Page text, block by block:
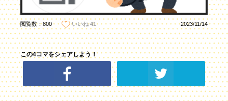
閲覧数：800 いいね 41 2023/11/14
この4コマをシェアしよう！